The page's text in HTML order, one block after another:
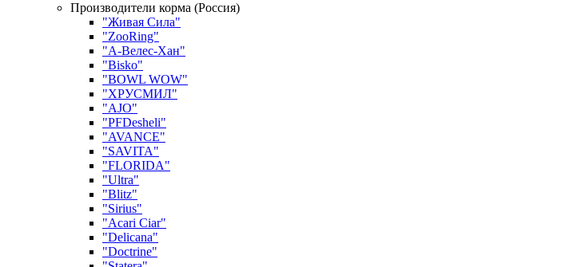
Производители корма (Россия)
"Живая Сила"
"ZooRing"
"А-Велес-Хан"
"Bisko"
"BOWL WOW"
"ХРУСМИЛ"
"AJO"
"PFDesheli"
"AVANCE"
"SAVITA"
"FLORIDA"
"Ultra"
"Blitz"
"Sirius"
"Acari Ciar"
"Delicana"
"Doctrine"